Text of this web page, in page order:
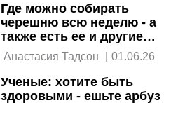
Где можно собирать
черешню всю неделю - а
также есть ее и другие
ягоды
| 01.06.26
Ученые: хотите быть
здоровыми - ешьте арбуз